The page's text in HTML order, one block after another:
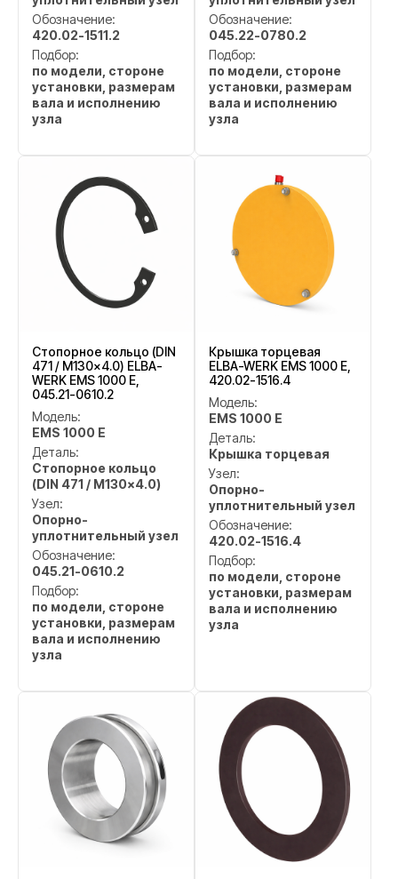
Обозначение:
420.02-1511.2
Подбор:
по модели, стороне
установки, размерам
вала и исполнению
узла
Обозначение:
045.22-0780.2
Подбор:
по модели, стороне
установки, размерам
вала и исполнению
узла
Стопорное кольцо (DIN
471 / M130x4.0) ELBA-
WERK EMS 1000 E,
045.21-0610.2
Модель:
EMS 1000 E
Деталь:
Стопорное кольцо
(DIN 471 / M130x4.0)
Узел:
Опорно-
уплотнительный узел
Обозначение:
045.21-0610.2
Подбор:
по модели, стороне
установки, размерам
вала и исполнению
узла
Крышка торцевая
ELBA-WERK EMS 1000 E,
420.02-1516.4
Модель:
EMS 1000 E
Деталь:
Крышка торцевая
Узел:
Опорно-
уплотнительный узел
Обозначение:
420.02-1516.4
Подбор:
по модели, стороне
установки, размерам
вала и исполнению
узла